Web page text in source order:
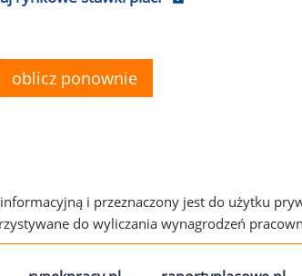
oblicz ponownie
i przeznaczony jest do użytku
do wyliczania wynagrodzeń